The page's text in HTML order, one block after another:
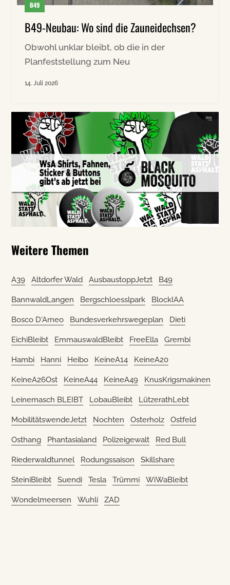
B49
B49-Neubau: Wo sind die Zauneidechsen?
Obwohl unklar bleibt, ob die in der
Planfeststellung zum Neu
14. Juli 2026
Weitere Themen
A39 Altdorfer Wald AusbaustoppJetzt B49
BannwaldLangen Bergschloesslpark BlockIAA
Bosco D'Arneo Bundesverkehrswegeplan Dieti
EichiBleibt EmmauswaldBleibt FreeElla Grembi
Hambi Hanni Heibo KeineA14 KeineA20
KeineA26Ost KeineA44 KeineA49 KnusKrigsmakinen
Leinemasch BLEIBT LobauBleibt LützerathLebt
MobilitätswendeJetzt Nochten Osterholz Ostfeld
Osthang Phantasialand Polizeigewalt Red Bull
Riederwaldtunnel Rodungssaison Skillshare
SteiniBleibt Suendi Tesla Trümmi WiWaBleibt
Wondelmeersen Wuhli ZAD